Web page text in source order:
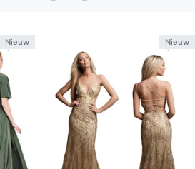
Nieuw Nieuw